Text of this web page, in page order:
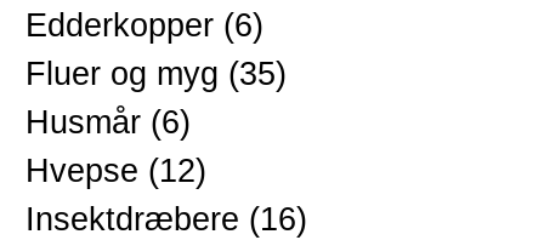
Edderkopper (6)
Fluer og myg (35)
Husmår (6)
Hvepse (12)
Insektdræbere (16)